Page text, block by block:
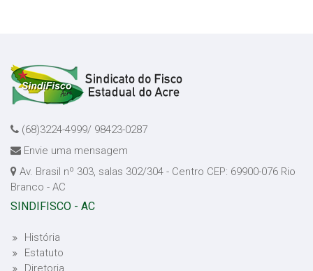
(68)3224-4999/ 98423-0287
Envie uma mensagem
Av. Brasil nº 303, salas 302/304 - Centro CEP: 69900-076 Rio
Branco - AC
SINDIFISCO - AC
História
Estatuto
Diretoria